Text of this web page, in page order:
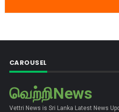
CAROUSEL
வெற்றிNews
Vettri News is Sri Lanka Latest News